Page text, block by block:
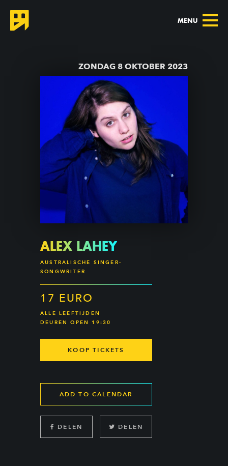
MENU
ZONDAG 8 OKTOBER 2023
ALEX LAHEY
AUSTRALISCHE SINGER-
SONGWRITER
17 EURO
ALLE LEEFTIJDEN
DEUREN OPEN 19:30
KOOP TICKETS
ADD TO CALENDAR
DELEN DELEN